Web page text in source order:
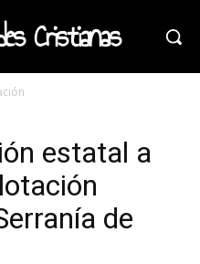
Cristianas
estatal a
de